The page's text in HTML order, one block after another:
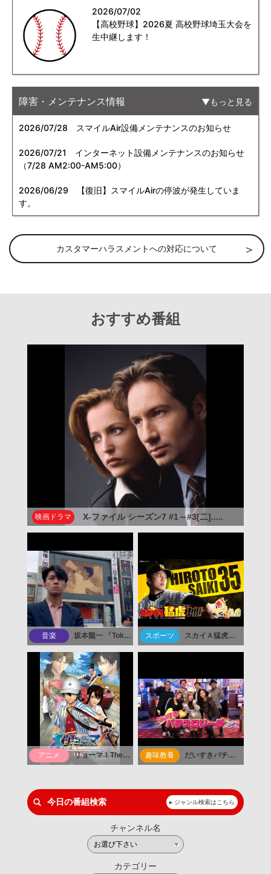
2026/07/02
【高校野球】2026夏 高校野球埼玉大会を
生中継します！
障害・メンテナンス情報 もっと見る
2026/07/28 スマイルAir設備メンテナンスのお知らせ
2026/07/21
インターネット設備メンテナンスのお知らせ
（7/28 AM2:00-AM5:00）
2026/06/29 【復旧】スマイルAirの停波が発生していま
す。
カスタマーハラスメントへの対応について
おすすめ番組